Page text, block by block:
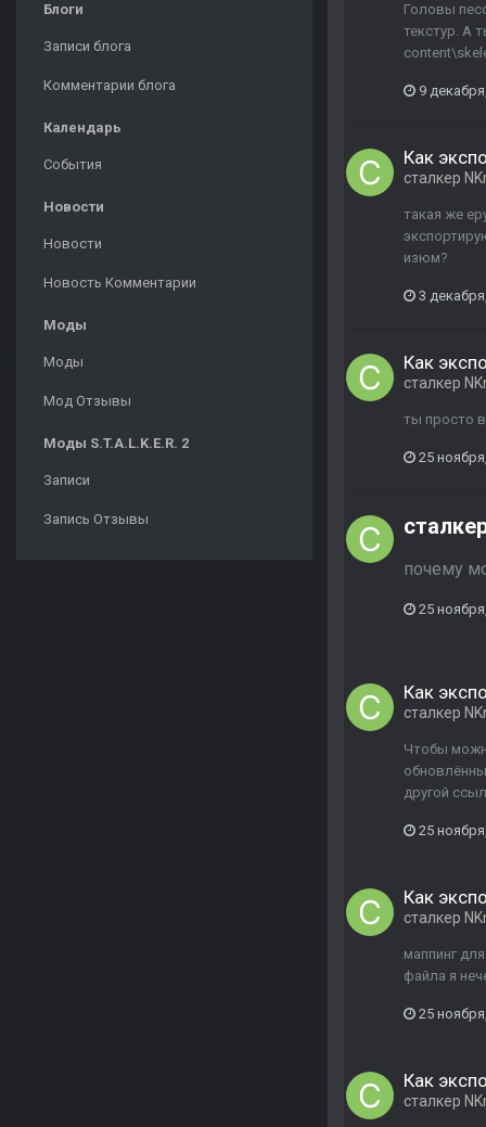
Блоги
Записи блога
Комментарии блога
Календарь
События
Новости
Новости
Новость Комментарии
Моды
Моды
Мод Отзывы
Моды S.T.A.L.K.E.R. 2
Записи
Запись Отзывы
Головы
текстур. А
9
Как
сталкер
такая же
изюм?
3
Как
сталкер
ты просто
25
почему
25
Как
сталкер
Чтобы
другой
25
Как
сталкер
маппинг
файла я
25
Как
сталкер